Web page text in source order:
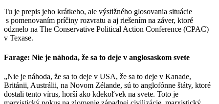
Tu je prepis jeho krátkeho, ale výstižného glosovania situácie
s pomenovaním príčiny rozvratu a aj riešením na záver, ktoré
odznelo na The Conservative Political Action Conference (CPAC)
v Texase.
Farage: Nie je náhoda, že sa to deje v anglosaskom svete
„Nie je náhoda, že sa to deje v USA, že sa to deje v Kanade,
Británii, Austrálii, na Novom Zélande, sú to anglofónne štáty, ktoré
dostali tento vírus, horší ako kdekoľvek na svete. Toto je